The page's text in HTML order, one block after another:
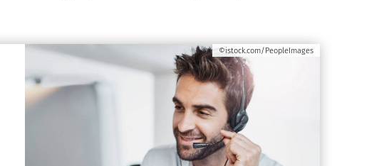
©istock.com/PeopleImages